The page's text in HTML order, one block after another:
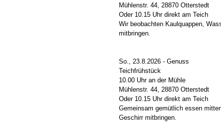
Mühlenstr. 44, 28870 Otterstedt
Oder 10.15 Uhr direkt am Teich
Wir beobachten Kaulquappen,
mitbringen.
So., 23.8.2026 - Genuss
Teichfrühstück
10.00 Uhr an der Mühle
Mühlenstr. 44, 28870 Otterstedt
Oder 10.15 Uhr direkt am Teich
Gemeinsam gemütlich essen
Geschirr mitbringen.